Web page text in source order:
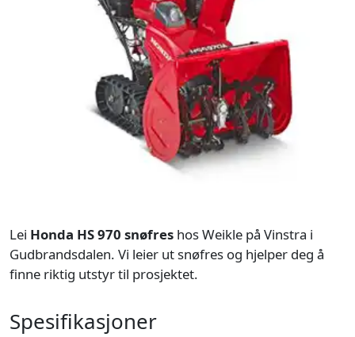
Lei Honda HS 970 snøfres hos Weikle på Vinstra i
Gudbrandsdalen. Vi leier ut snøfres og hjelper deg å
finne riktig utstyr til prosjektet.
Spesifikasjoner